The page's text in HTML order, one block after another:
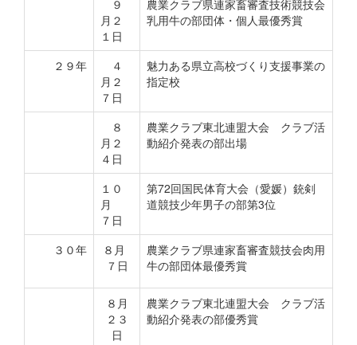
９
月２
１日
農業クラブ県連家畜審査技術競技会
乳用牛の部団体・個人最優秀賞
２９年
４
月２
７日
魅力ある県立高校づくり支援事業の
指定校
８
月２
４日
農業クラブ東北連盟大会 クラブ活
動紹介発表の部出場
１０
月
７日
第72回国民体育大会（愛媛）銃剣
道競技少年男子の部第3位
３０年
８月
７日
農業クラブ県連家畜審査競技会肉用
牛の部団体最優秀賞
８月
２３
日
農業クラブ東北連盟大会 クラブ活
動紹介発表の部優秀賞